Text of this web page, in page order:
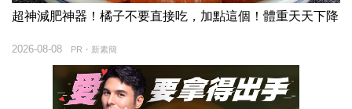
超神減肥神器！橘子不要直接吃，加點這個！體重天天下降
PR・新素簡
2026-08-08